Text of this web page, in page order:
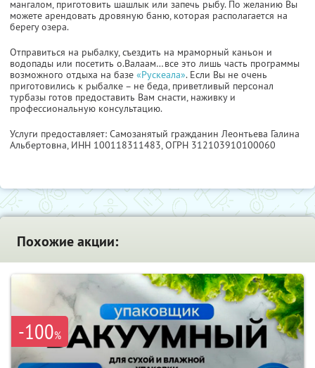
мангалом, приготовить шашлык или запечь рыбу. По желанию Вы
можете арендовать дровяную баню, которая располагается на
берегу озера.
Отправиться на рыбалку, съездить на мраморный каньон и
водопады или посетить о.Валаам…все это лишь часть программы
возможного отдыха на базе «Рускеала». Если Вы не очень
приготовились к рыбалке – не беда, приветливый персонал
турбазы готов предоставить Вам снасти, наживку и
профессиональную консультацию.
Услуги предоставляет: Самозанятый гражданин Леонтьева Галина
Альбертовна, ИНН 100118311483, ОГРН 312103910100060
Похожие акции:
-100%